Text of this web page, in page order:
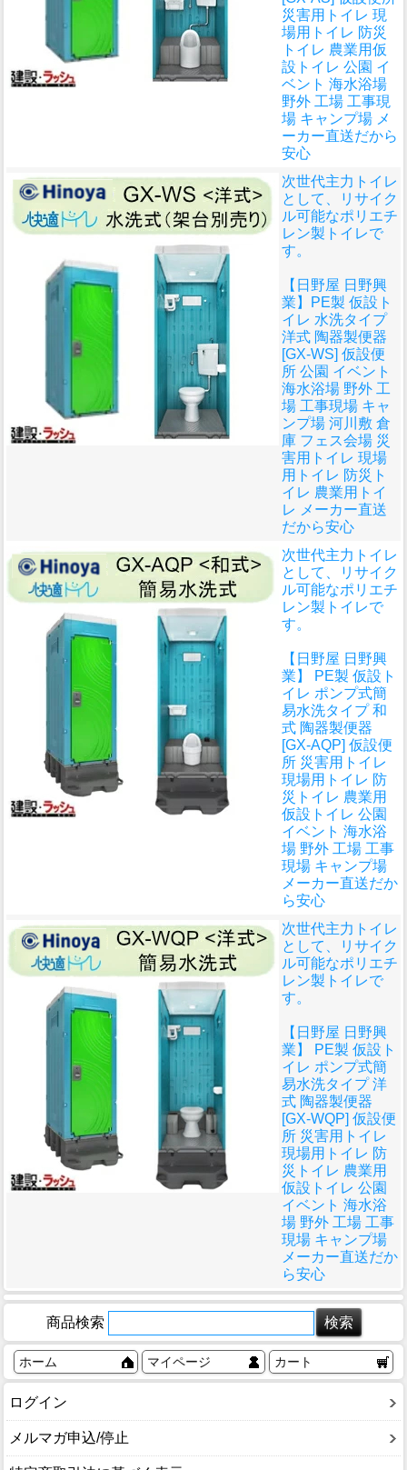
災害用トイレ 現
場用トイレ 防災
トイレ 農業用仮
設トイレ 公園 イ
ベント 海水浴場
野外 工場 工事現
場 キャンプ場 メ
ーカー直送だから
安心
次世代主力トイレ
として、リサイク
ル可能なポリエチ
レン製トイレで
す。
【日野屋 日野興
業】PE製 仮設ト
イレ 水洗タイプ
洋式 陶器製便器
[GX-WS] 仮設便
所 公園 イベント
海水浴場 野外 工
場 工事現場 キャ
ンプ場 河川敷 倉
庫 フェス会場 災
害用トイレ 現場
用トイレ 防災ト
イレ 農業用トイ
レ メーカー直送
だから安心
次世代主力トイレ
として、リサイク
ル可能なポリエチ
レン製トイレで
す。
【日野屋 日野興
業】 PE製 仮設ト
イレ ポンプ式簡
易水洗タイプ 和
式 陶器製便器
[GX-AQP] 仮設便
所 災害用トイレ
現場用トイレ 防
災トイレ 農業用
仮設トイレ 公園
イベント 海水浴
場 野外 工場 工事
現場 キャンプ場
メーカー直送だか
ら安心
次世代主力トイレ
として、リサイク
ル可能なポリエチ
レン製トイレで
す。
【日野屋 日野興
業】 PE製 仮設ト
イレ ポンプ式簡
易水洗タイプ 洋
式 陶器製便器
[GX-WQP] 仮設便
所 災害用トイレ
現場用トイレ 防
災トイレ 農業用
仮設トイレ 公園
イベント 海水浴
場 野外 工場 工事
現場 キャンプ場
メーカー直送だか
ら安心
商品検索
ホーム マイページ カート
ログイン
メルマガ申込/停止